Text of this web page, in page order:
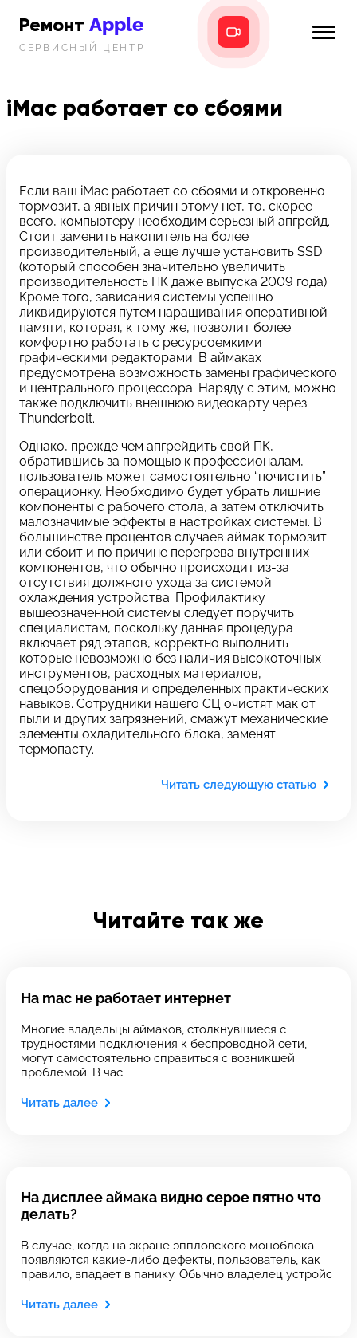
Ремонт Apple
СЕРВИСНЫЙ ЦЕНТР
iPad
Mac mini
Новости
Телефон:
+7 (812) 409-39-75
Адрес:
8 Красноармейская, 18
Режим работы:
c 10:00 до 21:00
Связаться с нами
iMac работает со сбоями
Если ваш iMac работает со сбоями и откровенно
тормозит, а явных причин этому нет, то, скорее
всего, компьютеру необходим серьезный апгрейд.
Стоит заменить накопитель на более
производительный, а еще лучше установить SSD
(который способен значительно увеличить
производительность ПК даже выпуска 2009 года).
Кроме того, зависания системы успешно
ликвидируются путем наращивания оперативной
памяти, которая, к тому же, позволит более
комфортно работать с ресурсоемкими
графическими редакторами. В аймаках
предусмотрена возможность замены графического
и центрального процессора. Наряду с этим, можно
также подключить внешнюю видеокарту через
Thunderbolt.
Однако, прежде чем апгрейдить свой ПК,
обратившись за помощью к профессионалам,
пользователь может самостоятельно “почистить”
операционку. Необходимо будет убрать лишние
компоненты с рабочего стола, а затем отключить
малозначимые эффекты в настройках системы. В
большинстве процентов случаев аймак тормозит
или сбоит и по причине перегрева внутренних
компонентов, что обычно происходит из-за
отсутствия должного ухода за системой
охлаждения устройства. Профилактику
вышеозначенной системы следует поручить
специалистам, поскольку данная процедура
включает ряд этапов, корректно выполнить
которые невозможно без наличия высокоточных
инструментов, расходных материалов,
спецоборудования и определенных практических
навыков. Сотрудники нашего СЦ очистят мак от
пыли и других загрязнений, смажут механические
элементы охладительного блока, заменят
термопасту.
Читать следующую статью
Читайте так же
На mac не работает интернет
Многие владельцы аймаков, столкнувшиеся с
трудностями подключения к беспроводной сети,
могут самостоятельно справиться с возникшей
проблемой. В час
Читать далее
На дисплее аймака видно серое пятно что
делать?
В случае, когда на экране эппловского моноблока
появляются какие-либо дефекты, пользователь, как
правило, впадает в панику. Обычно владелец устройс
Читать далее
Задать вопрос
*бесплатно
Заполните форму обратной
связи и ждите звонка:
Отправить
позвонить
+7 (812) 409-39-75
позвонить
Оставьте свой
отзыв
Заполните все необходимые поля
Введите имя
Введите телефон
Напишите свой отзыв